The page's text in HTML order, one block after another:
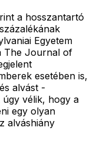
a hosszantartó
Egyetem
The Journal of
esetében is,
alvást -
úgy vélik, hogy a
egy olyan
alváshiány